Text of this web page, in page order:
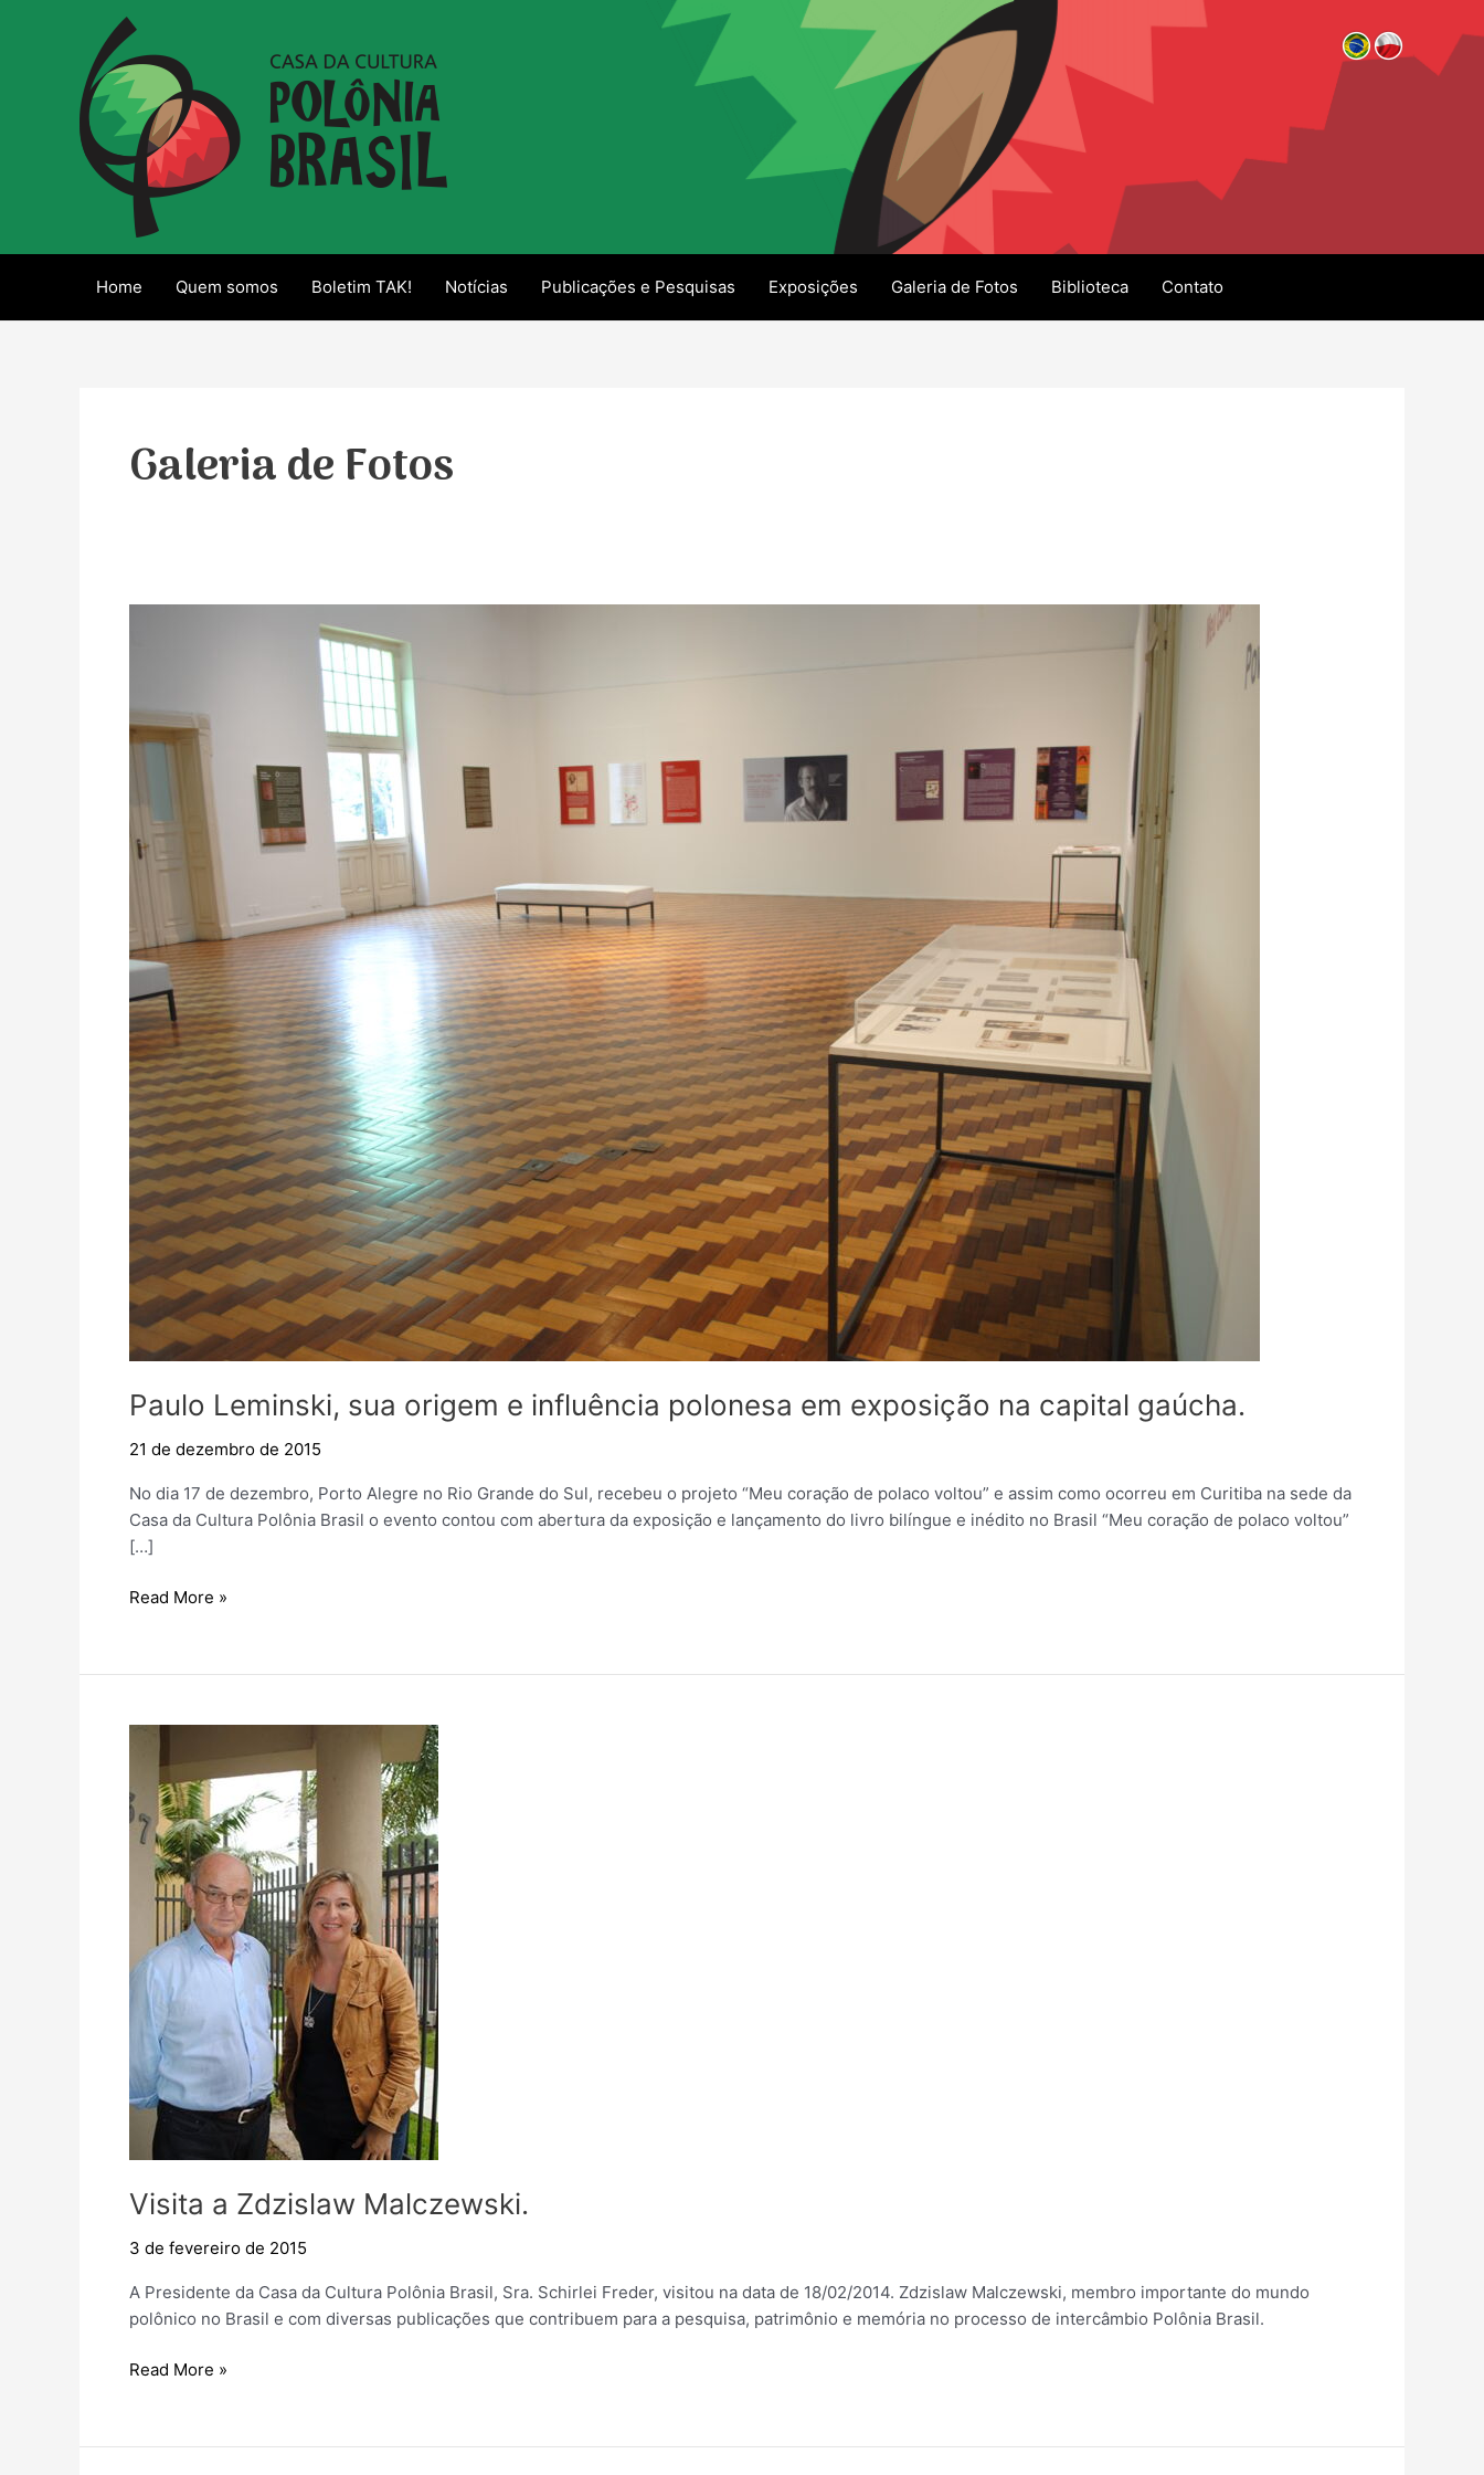
Home Quem somos Boletim TAK! Notícias Publicações e Pesquisas Exposições Galeria de Fotos Biblioteca Contato
Galeria de Fotos
Paulo Leminski, sua origem e influência polonesa em exposição na capital gaúcha.
21 de dezembro de 2015
No dia 17 de dezembro, Porto Alegre no Rio Grande do Sul, recebeu o projeto “Meu coração de polaco voltou” e assim como ocorreu em Curitiba na sede da
Casa da Cultura Polônia Brasil o evento contou com abertura da exposição e lançamento do livro bilíngue e inédito no Brasil “Meu coração de polaco voltou”
[…]
Paulo
origem
influência
exposição
na
capital
gaúcha.
Read More »
Visita a Zdzislaw Malczewski.
3 de fevereiro de 2015
A Presidente da Casa da Cultura Polônia Brasil, Sra. Schirlei Freder, visitou na data de 18/02/2014. Zdzislaw Malczewski, membro importante do mundo
polônico no Brasil e com diversas publicações que contribuem para a pesquisa, patrimônio e memória no processo de intercâmbio Polônia Brasil.
Visita
Malczewski.
Read More »